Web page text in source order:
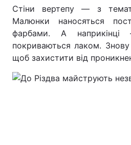
Стіни вертепу — з
Малюнки наносяться
фарбами. А наприкінці
покриваються лаком.
щоб захистити від